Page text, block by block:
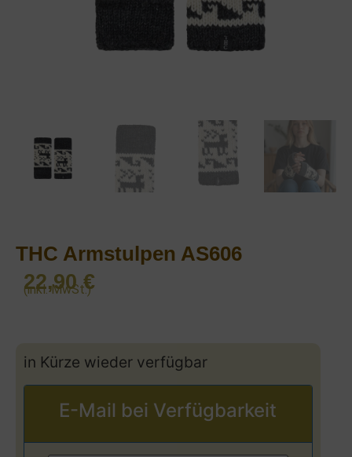
THC Armstulpen AS606
22,90€
(inkl. MwSt.)
in Kürze wieder verfügbar
E-Mail bei Verfügbarkeit